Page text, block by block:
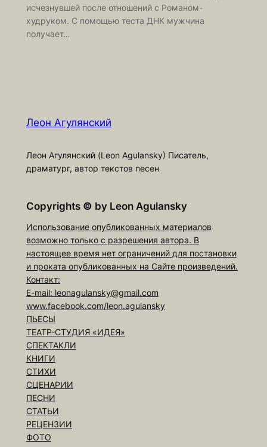
исчезнувшей после отношений с Романом-
худруком. С помощью теста ДНК мужчина
получает…
Леон Агулянский
Леон Агулянский (Leon Agulansky) Писатель,
драматург, автор текстов песен
Copyrights © by Leon Agulansky
Использование опубликованных материалов
возможно только с разрешения автора. В
настоящее время нет ограничений для постановки
и проката опубликованных на Сайте произведений.
Контакт:
E-mail: leonagulansky@gmail.com
www.facebook.com/leon.agulansky
ПЬЕСЫ
ТЕАТР-СТУДИЯ «ИДЕЯ»
СПЕКТАКЛИ
КНИГИ
СТИХИ
СЦЕНАРИИ
ПЕСНИ
СТАТЬИ
РЕЦЕНЗИИ
ФОТО